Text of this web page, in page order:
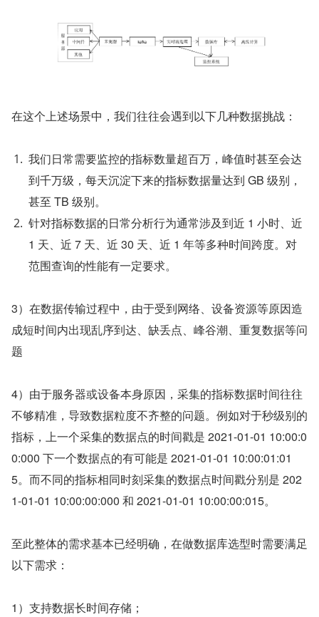
在这个上述场景中，我们往往会遇到以下几种数据挑战：
我们日常需要监控的指标数量超百万，峰值时甚至会达
到千万级，每天沉淀下来的指标数据量达到 GB 级别，
甚至 TB 级别。
针对指标数据的日常分析行为通常涉及到近 1 小时、近
1 天、近 7 天、近 30 天、近 1 年等多种时间跨度。对
范围查询的性能有一定要求。
3）在数据传输过程中，由于受到网络、设备资源等原因造
成短时间内出现乱序到达、缺丢点、峰谷潮、重复数据等问
题
4）由于服务器或设备本身原因，采集的指标数据时间往往
不够精准，导致数据粒度不齐整的问题。例如对于秒级别的
指标，上一个采集的数据点的时间戳是 2021-01-01 10:00:0
0:000 下一个数据点的有可能是 2021-01-01 10:00:01:01
5。而不同的指标相同时刻采集的数据点时间戳分别是 202
1-01-01 10:00:00:000 和 2021-01-01 10:00:00:015。
至此整体的需求基本已经明确，在做数据库选型时需要满足
以下需求：
1）支持数据长时间存储；